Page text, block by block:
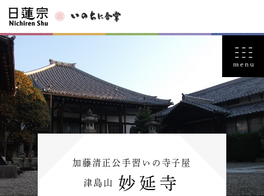
加藤清正公手習いの寺子屋
津島山 妙延寺